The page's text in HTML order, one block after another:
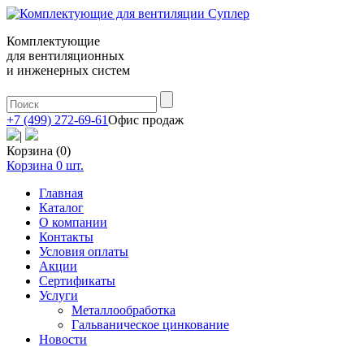
Комплектующие
для вентиляционных
и инженерных систем
+7 (499) 272-69-61Офис продаж
|
Корзина (0)
Корзина 0 шт.
Главная
Каталог
О компании
Контакты
Условия оплаты
Акции
Сертификаты
Услуги
Металлообработка
Гальваническое цинкование
Новости